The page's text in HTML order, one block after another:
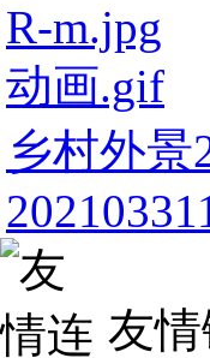
R-m.jpg
动画.gif
乡村外景
友